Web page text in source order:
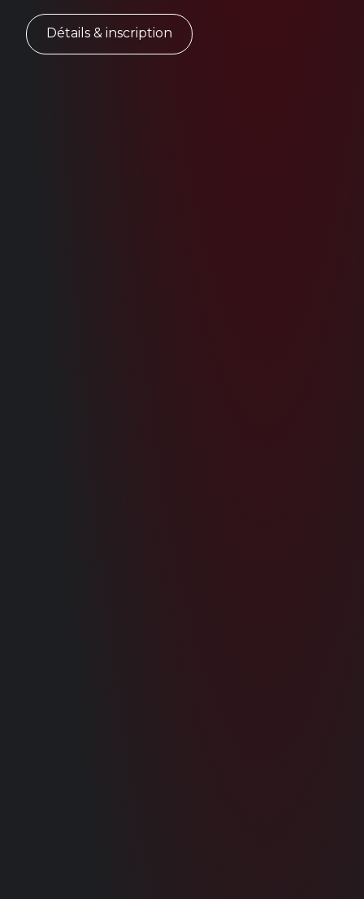
Détails & inscription